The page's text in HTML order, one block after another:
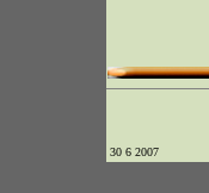
30 6 2007